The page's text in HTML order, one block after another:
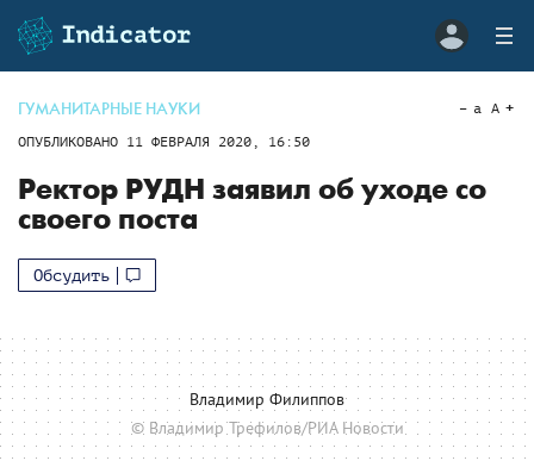
ГУМАНИТАРНЫЕ НАУКИ
ОПУБЛИКОВАНО 11 ФЕВРАЛЯ 2020, 16:50
a A
Ректор РУДН заявил об уходе со
своего поста
Обсудить
Владимир Филиппов
© Владимир Трефилов/РИА Новости